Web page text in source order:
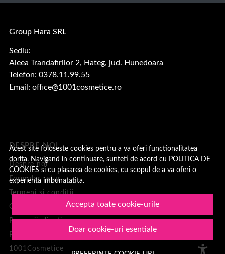
Acest site foloseste cookies pentru a va oferi functionalitatea
dorita. Navigand in continuare, sunteti de acord cu POLITICA DE
COOKIES si cu plasarea de cookies, cu scopul de a va oferi o
experienta imbunatatita.
Accepta toate cookie-urile
Doar cookie-uri esentiale
Group Hara SRL
Sediu:
Aleea Trandafirilor 2, Hateg, jud. Hunedoara
Telefon: 0378.11.99.55
Email: office@1001cosmetice.ro
DESPRE NOI
Despre noi
Formular retur
Termeni si condiții
Confidentialitate
Recenzii clienți
Politica de Cookies
1001Cosmetice